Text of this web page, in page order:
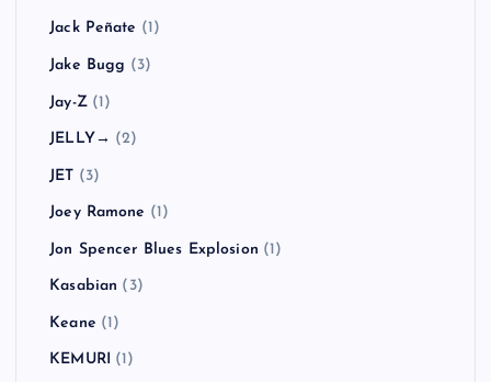
Jack Peñate (1)
Jake Bugg (3)
Jay-Z(1)
JELLY→ (2)
JET (3)
Joey Ramone (1)
Jon Spencer Blues Explosion (1)
Kasabian (3)
Keane (1)
KEMURI (1)